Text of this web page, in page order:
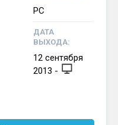
PC
ДАТА
ВЫХОДА:
12 сентября
2013 -